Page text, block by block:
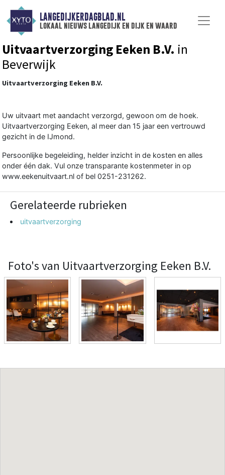
LANGEDIJKERDAGBLAD.NL
lokaal nieuws langedijk en dijk en waard
Uitvaartverzorging Eeken B.V. in
Beverwijk
Uitvaartverzorging Eeken B.V.
Uw uitvaart met aandacht verzorgd, gewoon om de hoek.
Uitvaartverzorging Eeken, al meer dan 15 jaar een vertrouwd
gezicht in de IJmond.
Persoonlijke begeleiding, helder inzicht in de kosten en alles
onder één dak. Vul onze transparante kostenmeter in op
www.eekenuitvaart.nl of bel 0251-231262.
Gerelateerde rubrieken
uitvaartverzorging
Foto's van Uitvaartverzorging Eeken B.V.